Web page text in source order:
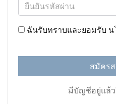
ฉันรับทราบและยอมรับ น
สมัคร
มีบัญชีอยู่แล้ว